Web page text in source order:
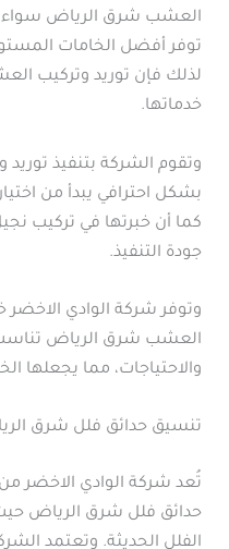
العشب شرق الرياض سواء
توفر أفضل الخامات
لذلك فإن توريد وتركيب
خدماتها.
وتقوم الشركة بتنفيذ
بشكل احترافي يبدأ من
كما أن خبرتها في تركيب
جودة التنفيذ.
وتوفر شركة الوادي الاخضر
العشب شرق الرياض تناسب
والاحتياجات، مما يجعلها
تنسيق حدائق فلل شرق
تُعد شركة الوادي الاخضر
حدائق فلل شرق الرياض
الفلل الحديثة. وتعتمد